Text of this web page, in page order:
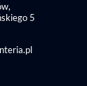
5